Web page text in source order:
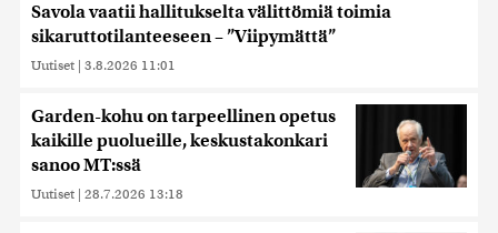
Savola vaatii hallitukselta välittömiä toimia
sikaruttotilanteeseen – ”Viipymättä”
Uutiset | 3.8.2026 11:01
Garden-kohu on tarpeellinen opetus
kaikille puolueille, keskustakonkari
sanoo MT:ssä
Uutiset | 28.7.2026 13:18